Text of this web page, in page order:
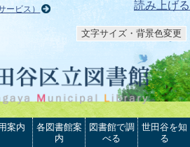
読み上げる
ービス）
文字サイズ・背景色変更
案内
各図書館案
内
図書館で調
べる
世田谷を知
る